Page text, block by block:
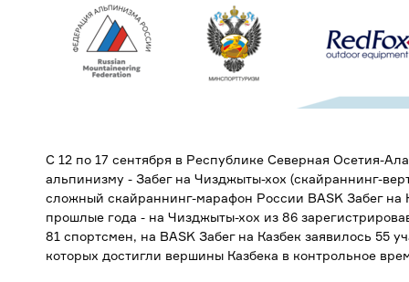
С 12 по 17 сентября в Республике Северная Осетия-
альпинизму - Забег на Чизджыты-хох (скайраннинг-
сложный скайраннинг-марафон России BASK Забег на
прошлые года - на Чизджыты-хох из 86
81 спортсмен, на BASK Забег на Казбек заявилось 55
которых достигли вершины Казбека в контрольное